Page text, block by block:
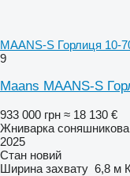
МААNS-S Горлиця 10-
9
Maans МААNS-S
933 000 грн ≈ 18 130 €
Жниварка соняшникова
2025
Стан новий
Ширина захвату 6,8 м